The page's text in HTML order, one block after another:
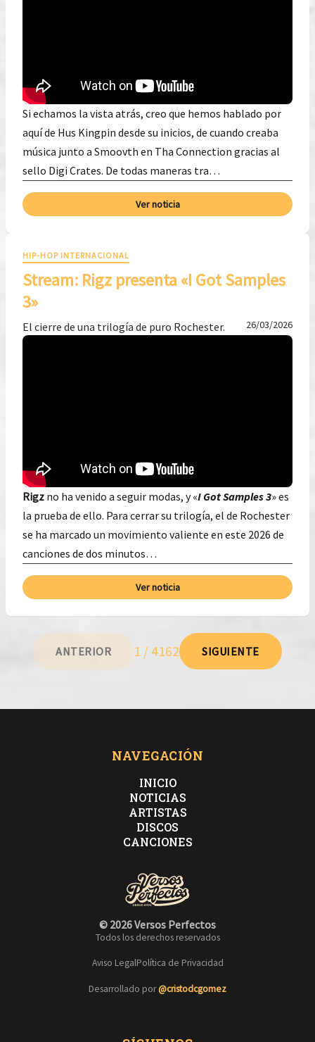
Si echamos la vista atrás, creo que hemos hablado por
aquí de Hus Kingpin desde su inicios, de cuando creaba
música junto a Smoovth en Tha Connection gracias al
sello Digi Crates. De todas maneras tra…
Ver noticia
HIP-HOP INTERNACIONAL
Stream: Rigz presenta «I Got Samples
3»
El cierre de una trilogía de puro Rochester. 26/03/2026
Rigz no ha venido a seguir modas, y «I Got Samples 3» es
la prueba de ello. Para cerrar su trilogía, el de Rochester
se ha marcado un movimiento valiente en este 2026 de
canciones de dos minutos…
Ver noticia
ANTERIOR 1 / 4162 SIGUIENTE
NAVEGACIÓN
INICIO
NOTICIAS
ARTISTAS
DISCOS
CANCIONES
© 2026 Versos Perfectos
Todos los derechos reservados
Aviso LegalPolítica de Privacidad
Desarrollado por@cristodcgomez